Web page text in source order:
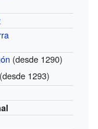
(desde 1290)
(desde 1293)